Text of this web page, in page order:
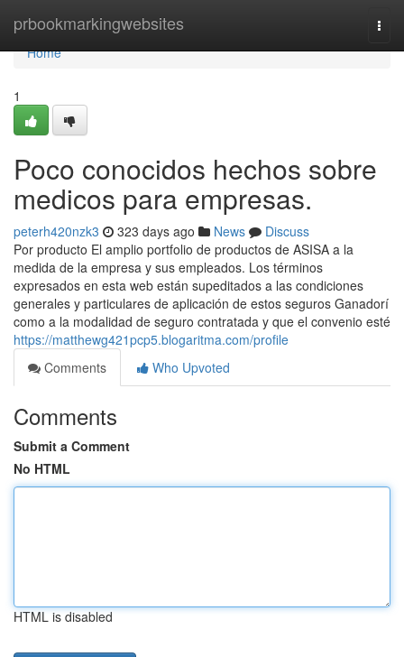
prbookmarkingwebsites
Home
Home
1
Poco conocidos hechos sobre
medicos para empresas.
peterh420nzk3 323 days ago News
Discuss
Por producto El amplio portfolio de productos de ASISA a la
medida de la empresa y sus empleados. Los términos
expresados en esta web están supeditados a las condiciones
generales y particulares de aplicación de estos seguros Ganadorí
como a la modalidad de seguro contratada y que el convenio esté
https://matthewg421pcp5.blogaritma.com/profile
Comments
Who Upvoted
Comments
Submit a Comment
No HTML
HTML is disabled